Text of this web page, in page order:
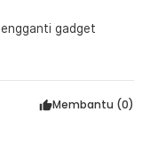
gadget
Membantu (0)